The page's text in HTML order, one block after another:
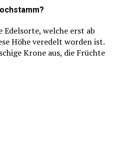
Edelsorte, welche erst ab
Höhe veredelt worden ist.
Krone aus, die Früchte